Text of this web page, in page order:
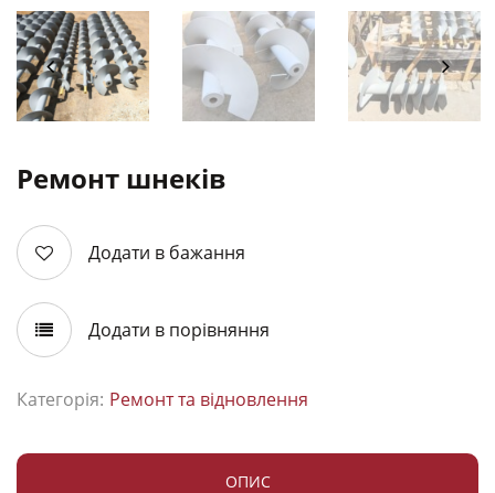
Ремонт шнеків
Додати в бажання
Додати в порівняння
Категорія: Ремонт та відновлення
ОПИС